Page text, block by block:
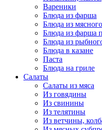
Вареники
Блюда из фарша
Блюда из
Блюда из фарша
Блюда из
Блюда в казане
Паста
Блюда на гриле
Салаты
Салаты из мяса
Из говядины
Из свинины
Из телятины
Из ветчины,